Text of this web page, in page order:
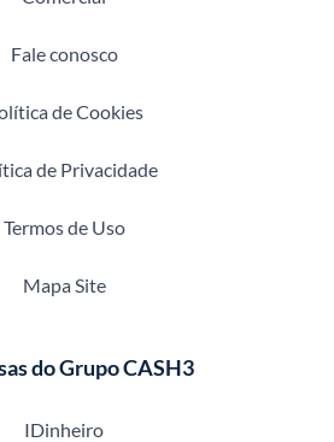
Fale conosco
de Cookies
de Privacidade
Termos de Uso
Mapa Site
do Grupo CASH3
IDinheiro